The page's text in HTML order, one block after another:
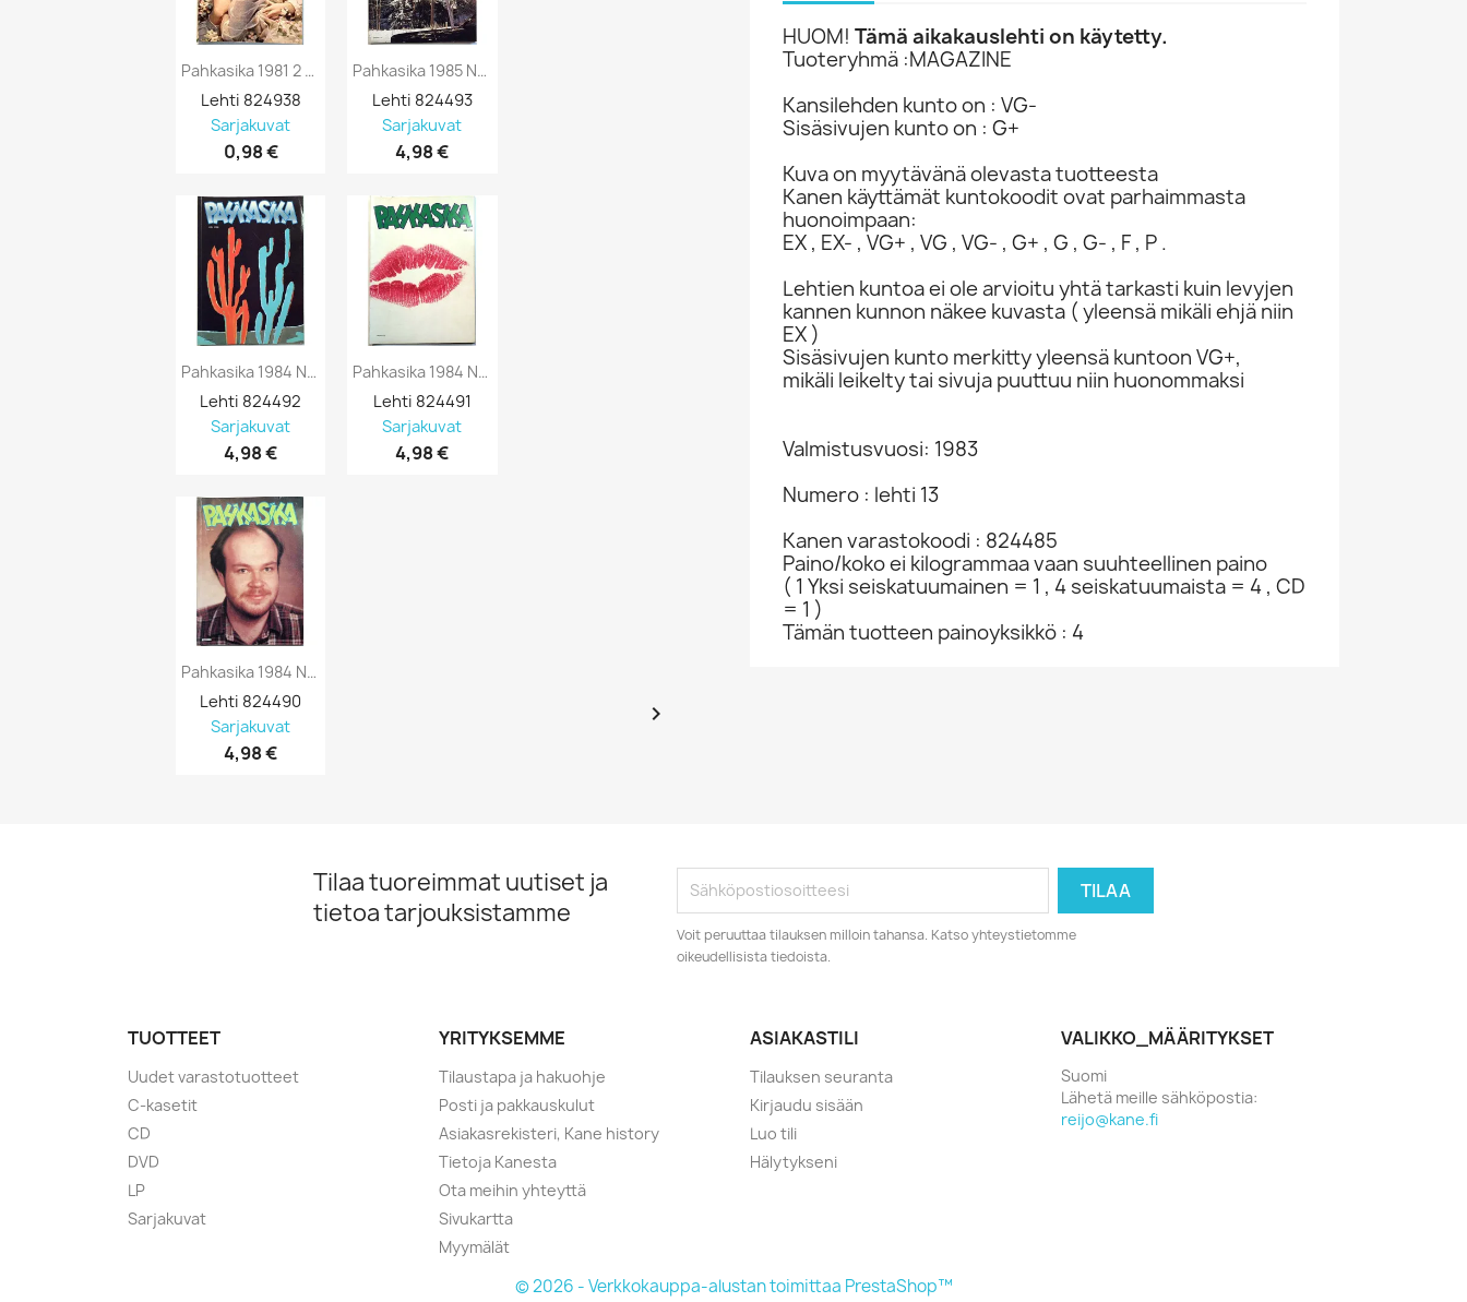
Pahkasika 1981 2 Oletko Värisokea?...
Lehti 824938
Sarjakuvat
0,98 €
Pahkasika 1984 No 4 Lehti 20 Suuri...
Lehti 824492
Sarjakuvat
4,98 €
Pahkasika 1984 No 2 Lehti 18 Suuri...
Lehti 824490
Sarjakuvat
4,98 €
Pahkasika 1985 No 1 Lehti 21 Uusi Kartano...
Lehti 824493
Sarjakuvat
4,98 €
Pahkasika 1984 No 3 Lehti 19 Suuri...
Lehti 824491
Sarjakuvat
4,98 €
 
HUOM! Tämä aikakauslehti on käytetty.
Tuoteryhmä :MAGAZINE
Kansilehden kunto on : VG-
Sisäsivujen kunto on : G+
Kuva on myytävänä olevasta tuotteesta
Kanen käyttämät kuntokoodit ovat parhaimmasta
huonoimpaan:
EX , EX- , VG+ , VG , VG- , G+ , G , G- , F , P .
Lehtien kuntoa ei ole arvioitu yhtä tarkasti kuin levyjen
kannen kunnon näkee kuvasta ( yleensä mikäli ehjä niin
EX )
Sisäsivujen kunto merkitty yleensä kuntoon VG+,
mikäli leikelty tai sivuja puuttuu niin huonommaksi
Valmistusvuosi: 1983
Numero : lehti 13
Kanen varastokoodi : 824485
Paino/koko ei kilogrammaa vaan suuhteellinen paino
( 1 Yksi seiskatuumainen = 1 , 4 seiskatuumaista = 4 , CD
= 1 )
Tämän tuotteen painoyksikkö : 4
Tilaa tuoreimmat uutiset ja
tietoa tarjouksistamme
Voit peruuttaa tilauksen milloin tahansa. Katso yhteystietomme
oikeudellisista tiedoista.
TUOTTEET
Uudet varastotuotteet
C-kasetit
CD
DVD
LP
Sarjakuvat
YRITYKSEMME
Tilaustapa ja hakuohje
Posti ja pakkauskulut
Asiakasrekisteri, Kane history
Tietoja Kanesta
Ota meihin yhteyttä
Sivukartta
Myymälät
ASIAKASTILI
Tilauksen seuranta
Kirjaudu sisään
Luo tili
Hälytykseni
VALIKKO_MÄÄRITYKSET
Suomi
Lähetä meille sähköpostia:
reijo@kane.fi
© 2026 - Verkkokauppa-alustan toimittaa PrestaShop™